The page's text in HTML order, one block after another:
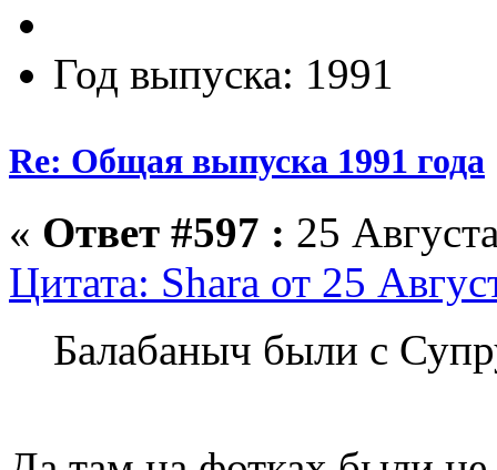
Год выпуска: 1991
Re: Общая выпуска 1991 года
« Ответ #597 : 25
Цитата: Shara от 25
Балабаныч были с